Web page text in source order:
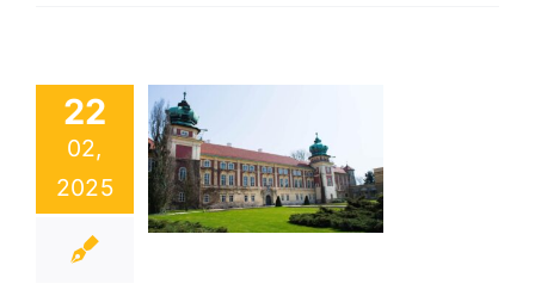
22
02,
2025
zobaczyć